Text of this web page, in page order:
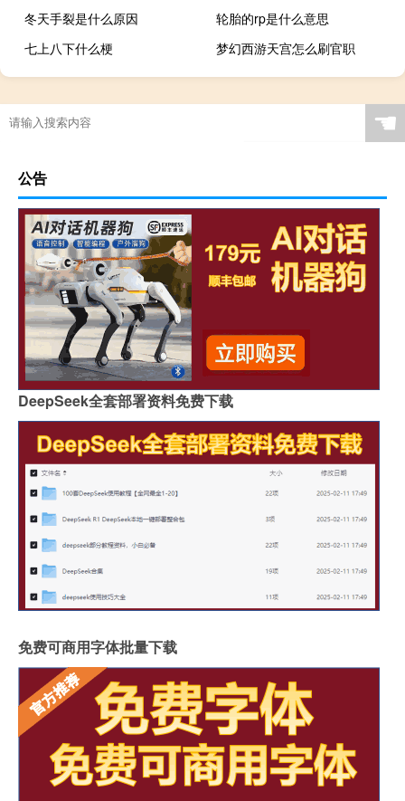
冬天手裂是什么原因
轮胎的rp是什么意思
七上八下什么梗
梦幻西游天宫怎么刷官职
冬天做腰椎手术好吗女
☚
公告
DeepSeek全套部署资料免费下载
免费可商用字体批量下载